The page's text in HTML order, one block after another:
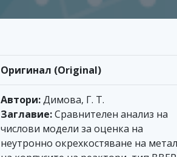
Оригинал (Original)
Автори:Димова, Г. Т.
Заглавие:Сравнителен анализ на
числови модели за оценка на
неутронно окрехкостяване на